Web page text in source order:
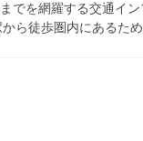
でを網羅する交通イ
ら徒歩圏内にあるた